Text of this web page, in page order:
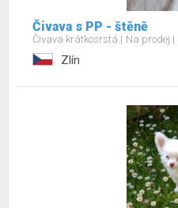
Čivava s PP - štěně
Čivava krátkosrstá Na prodej
Zlín